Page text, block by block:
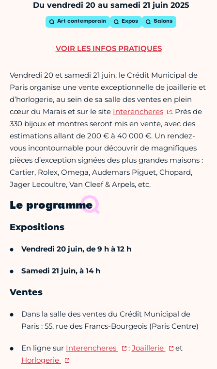
Du vendredi 20 au samedi 21 juin 2025
Art contemporain Expos Salons
Vendredi 20 et samedi 21 juin, le Crédit Municipal de
Paris organise une vente exceptionnelle de joaillerie et
d’horlogerie, au sein de sa salle des ventes en plein
cœur du Marais et sur le site Interencheres
. Près de
330 bijoux et montres seront mis en vente, avec des
estimations allant de 200 € à 40 000 €. Un rendez-
vous incontournable pour découvrir de magnifiques
pièces d’exception signées des plus grandes maisons :
Cartier, Rolex, Omega, Audemars Piguet, Chopard,
Jager Lecoultre, Van Cleef & Arpels, etc.
Le programme
Expositions
Vendredi 20 juin, de 9 h à 12 h
Samedi 21 juin, à 14 h
Ventes
Dans la salle des ventes du Crédit Municipal de
Paris : 55, rue des Francs-Bourgeois (Paris Centre)
En ligne sur Interencheres : Joaillerie
et
Horlogerie
VOIR LES INFOS PRATIQUES